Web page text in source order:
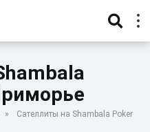
»
Сателлиты на Shambala Poker